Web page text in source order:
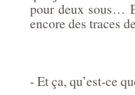
pour deux sous…
encore des traces
- Et ça, qu’est-ce